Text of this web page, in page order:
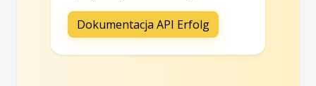
Dokumentacja API Erfolg